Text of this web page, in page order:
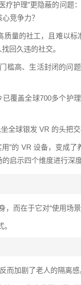
护理”更隐蔽的问题
竞争力？
质量的社工，且难以
回久违的社交。
槛高、生活封闭的问
覆盖全球700多个护
全球银发 VR 的头把交
”的 VR 设备，变成
启示四个维度进行深度
而在于它对“使用场景
而加剧了老人的隔离感